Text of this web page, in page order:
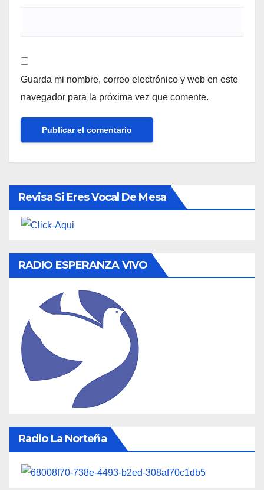
Guarda mi nombre, correo electrónico y web en este
navegador para la próxima vez que comente.
Revisa Si Eres Vocal De Mesa
RADIO ESPERANZA VIVO
Radio La Norteña